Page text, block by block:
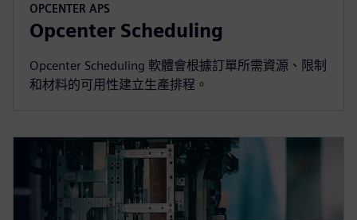
OPCENTER APS
Opcenter Scheduling
Opcenter Scheduling 軟體會根據訂單所需資源、限制
和材料的可用性建立生產排程。